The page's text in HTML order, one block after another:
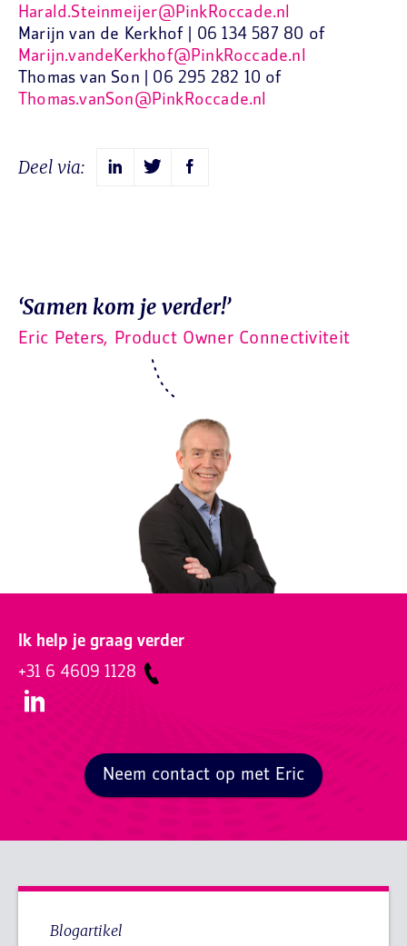
Harald.Steinmeijer@PinkRoccade.nl
Marijn van de Kerkhof | 06 134 587 80 of
Marijn.vandeKerkhof@PinkRoccade.nl
Thomas van Son | 06 295 282 10 of
Thomas.vanSon@PinkRoccade.nl
Deel via:
‘Samen kom je verder!’
Eric Peters, Product Owner Connectiviteit
Ik help je graag verder
+31 6 4609 1128
Neem contact op met Eric
Blogartikel